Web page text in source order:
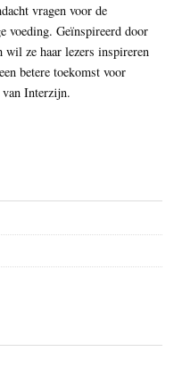
vragen voor de
voeding. Geïnspireerd door
wil ze haar lezers inspireren
betere toekomst voor
Interzijn.